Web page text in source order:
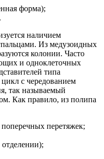
форма);
наличием
Из медузоидных
колонии. Часто
и одноклеточных
типа
с чередованием
так называемый
Как правило, из полипа
перетяжек;